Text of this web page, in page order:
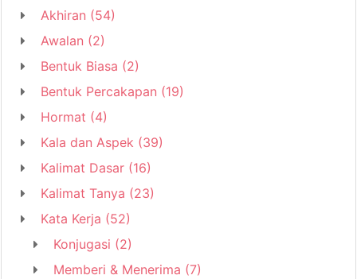
Akhiran (54)
Awalan (2)
Bentuk Biasa (2)
Bentuk Percakapan (19)
Hormat (4)
Kala dan Aspek (39)
Kalimat Dasar (16)
Kalimat Tanya (23)
Kata Kerja (52)
Konjugasi (2)
Memberi & Menerima (7)